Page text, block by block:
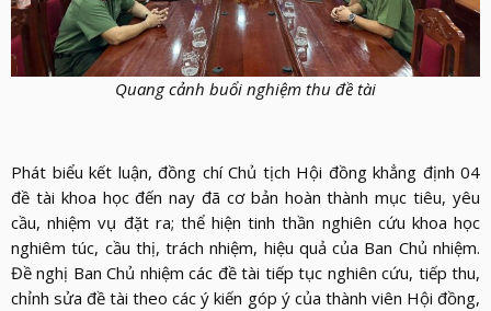
Quang cảnh buổi nghiệm thu đề tài
Phát biểu kết luận, đồng chí Chủ tịch Hội đồng khẳng định 04
đề tài khoa học đến nay đã cơ bản hoàn thành mục tiêu, yêu
cầu, nhiệm vụ đặt ra; thể hiện tinh thần nghiên cứu khoa học
nghiêm túc, cầu thị, trách nhiệm, hiệu quả của Ban Chủ nhiệm.
Đề nghị Ban Chủ nhiệm các đề tài tiếp tục nghiên cứu, tiếp thu,
chỉnh sửa đề tài theo các ý kiến góp ý của thành viên Hội đồng,